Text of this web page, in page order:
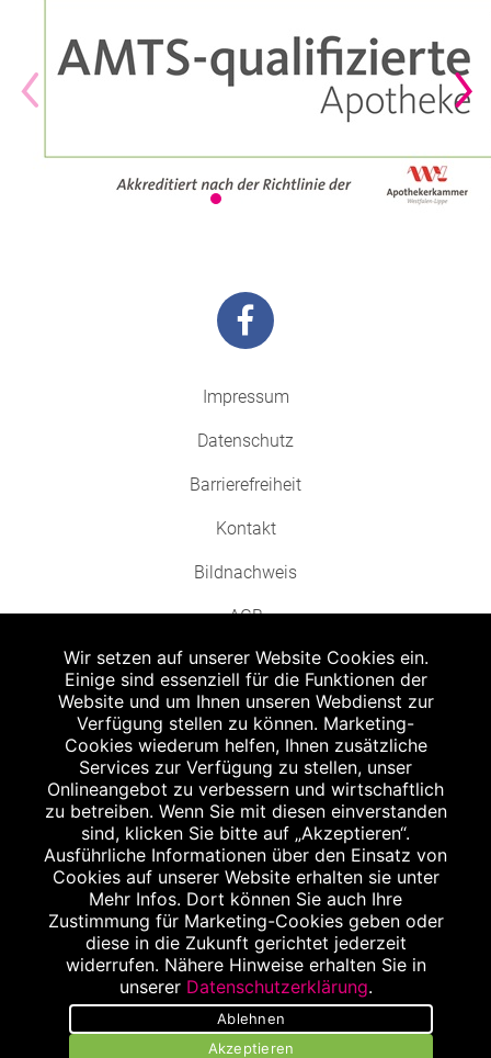
Impressum
Datenschutz
Barrierefreiheit
Kontakt
Bildnachweis
AGB
Abgabe in haushaltsüblichen Mengen, solange der Vorrat reicht. Für Druck-
und Satzfehler keine Haftung.
Zu Risiken und Nebenwirkungen lesen Sie die Packungsbeilage und fragen
Sie Ihren Arzt oder Apotheker.
Angabe nach der deutschen Arzneimitteltaxe Apothekenerstattungspreis
(AEP). Der AEP ist keine unverbindliche Preisempfehlung der Hersteller. Der
AEP ist ein von den Apotheken in Ansatz gebrachter Preis für rezeptfreie
Arzneimittel. Er entspricht in der Höhe dem für Apotheken verbindlichen
Abgabepreis, zu dem eine Apotheke in bestimmten Fällen (z.B. bei Kindern
unter 12 Jahren) das Produkt mit der gesetzlichen Krankenversicherung
abrechnet. Der AEP ist der allgemeine Erstattungspreis im Falle einer
Kostenübernahme durch die gesetzlichen Krankenkassen, vor Abzug eines
Zwangsrabattes (zur Zeit 5%) nach §130 Abs. 1 SGB V.
Unverbindliche Preisempfehlung des Herstellers (UVP).
powered by apovena.de
Wir setzen auf unserer Website Cookies ein.
Einige sind essenziell für die Funktionen der
Website und um Ihnen unseren Webdienst zur
Verfügung stellen zu können. Marketing-
Cookies wiederum helfen, Ihnen zusätzliche
Services zur Verfügung zu stellen, unser
Onlineangebot zu verbessern und wirtschaftlich
zu betreiben. Wenn Sie mit diesen einverstanden
sind, klicken Sie bitte auf „Akzeptieren“.
Ausführliche Informationen über den Einsatz von
Cookies auf unserer Website erhalten sie unter
Mehr Infos. Dort können Sie auch Ihre
Zustimmung für Marketing-Cookies geben oder
diese in die Zukunft gerichtet jederzeit
widerrufen. Nähere Hinweise erhalten Sie in
unserer Datenschutzerklärung.
Ablehnen
Akzeptieren